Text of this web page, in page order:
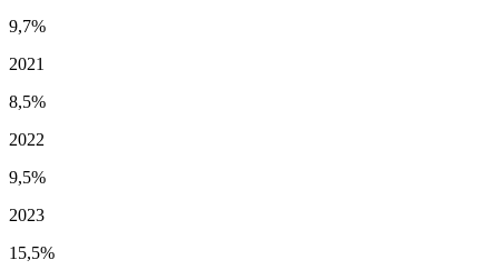
9,7%
2021
8,5%
2022
9,5%
2023
15,5%